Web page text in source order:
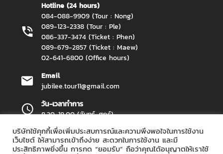
Hotline (24 hours)
084-088-9909 (Tour : Nong)
089-123-2338 (Tour : Ple)
086-337-3474 (Ticket : Phen)
089-679-2857 (Ticket : Maew)
02-641-6800 (Office hours)
Email
jubilee.tour11@gmail.com
วัน-เวลาทำการ
8.30-18.00 (จันทร์-ศุกร์)
Jubilee Travel Copyright 2026.All Rights Reserved.
บริษัทใช้คุกกี้เพื่อเพิ่มประสบการณ์และความพึงพอใจในการใช้งาน
เว็บไซต์ ให้สามารถเข้าถึงง่าย สะดวกในการใช้งาน และมี
ประสิทธิภาพยิ่งขึ้น การกด “ยอมรับ” ถือว่าคุณได้อนุญาตให้เราใช้